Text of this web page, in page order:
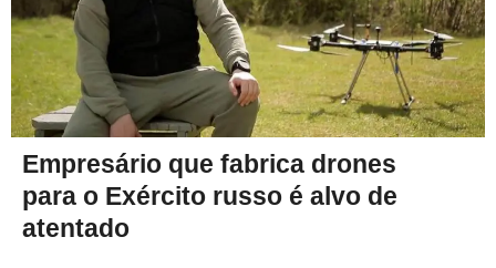
Empresário que fabrica drones
para o Exército russo é alvo de
atentado